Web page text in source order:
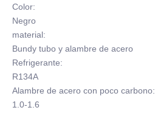
Color:
Negro
material:
Bundy tubo y alambre de acero
Refrigerante:
R134A
Alambre de acero con poco carbono:
1.0-1.6